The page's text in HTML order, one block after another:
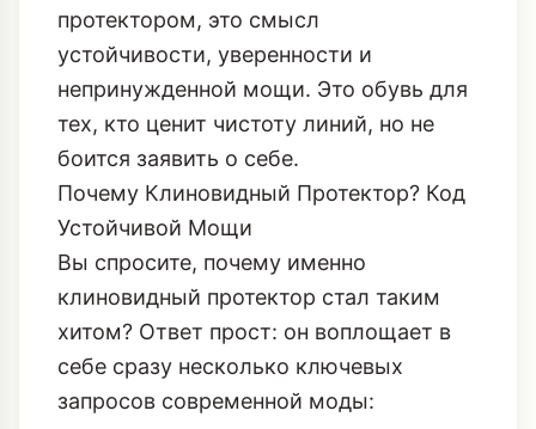
протектором, это смысл
устойчивости, уверенности и
непринужденной мощи. Это обувь для
тех, кто ценит чистоту линий, но не
боится заявить о себе.
Почему Клиновидный Протектор? Код
Устойчивой Мощи
Вы спросите, почему именно
клиновидный протектор стал таким
хитом? Ответ прост: он воплощает в
себе сразу несколько ключевых
запросов современной моды: